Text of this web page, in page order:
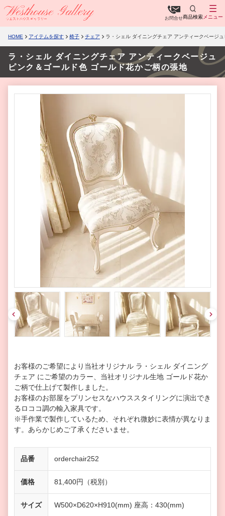
お問合せ商品検索 メニュー
HOME アイテムを探す 椅子 チェア ラ・シェル ダイニングチェア アンティークベージ
ラ・シェル ダイニングチェア アンティークベージュ
ピンク＆ゴールド色 ゴールド花かご柄の張地
pre
v
nex
t
お客様のご希望により当社オリジナル ラ・シェル ダイニング
チェア にご希望のカラー、当社オリジナル生地 ゴールド花か
ご柄で仕上げて製作しました。
お客様のお部屋をプリンセスなハウススタイリングに演出でき
るロココ調の輸入家具です。
※手作業で製作しているため、それぞれ微妙に表情が異なりま
す。あらかじめご了承くださいませ。
品番 orderchair252
価格 81,400円（税別）
サイズ W500×D620×H910(mm) 座高：430(mm)